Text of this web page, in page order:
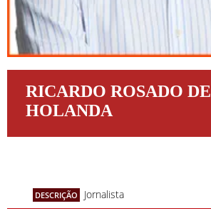
RICARDO ROSADO DE
HOLANDA
DESCRIÇÃO Jornalista